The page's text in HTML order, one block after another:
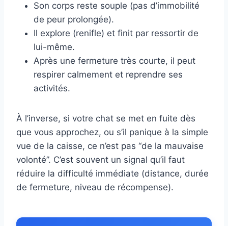
Son corps reste souple (pas d’immobilité
de peur prolongée).
Il explore (renifle) et finit par ressortir de
lui-même.
Après une fermeture très courte, il peut
respirer calmement et reprendre ses
activités.
À l’inverse, si votre chat se met en fuite dès
que vous approchez, ou s’il panique à la simple
vue de la caisse, ce n’est pas “de la mauvaise
volonté”. C’est souvent un signal qu’il faut
réduire la difficulté immédiate (distance, durée
de fermeture, niveau de récompense).